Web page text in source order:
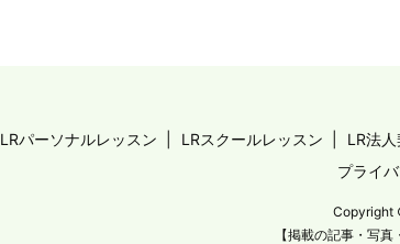
LRパーソナルレッスン LRスクールレッスン LR法
プライ
Copyright
【掲載の記事・写